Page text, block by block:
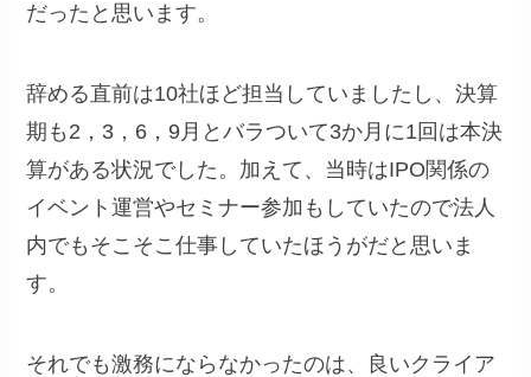
だったと思います。
辞める直前は10社ほど担当していましたし、決算
期も2，3，6，9月とバラついて3か月に1回は本決
算がある状況でした。加えて、当時はIPO関係の
イベント運営やセミナー参加もしていたので法人
内でもそこそこ仕事していたほうがだと思いま
す。
それでも激務にならなかったのは、良いクライア